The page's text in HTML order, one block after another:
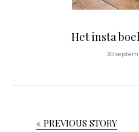
Het insta
30
« PREVIOUS STORY